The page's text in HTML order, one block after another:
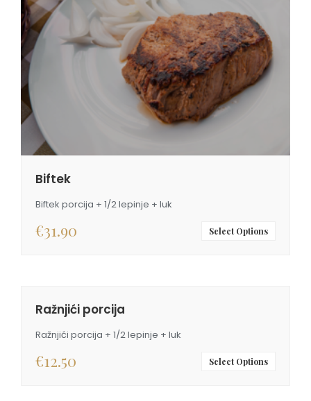
Biftek
Biftek porcija + 1/2 lepinje + luk
31.90
€ Select Options
Ražnjići porcija
Ražnjići porcija + 1/2 lepinje + luk
12.50
€ Select Options